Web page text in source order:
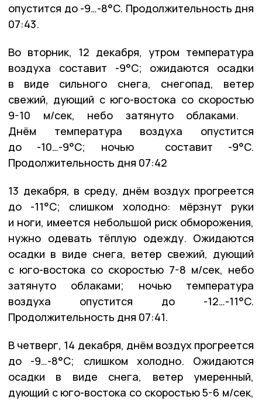
опустится до -9…-8°C. Продолжительность дня
07:43.
Во вторник, 12 декабря, утром температура
воздуха составит -9°C; ожидаются осадки
в виде сильного снега, снегопад, ветер
свежий, дующий с юго-востока со скоростью
9-10 м/сек, небо затянуто облаками.
Днём температура воздуха опустится
до -10…-9°C; ночью составит -9°C.
Продолжительность дня 07:42
13 декабря, в среду, днём воздух прогреется
до -11°C; слишком холодно: мёрзнут руки
и ноги, имеется небольшой риск обморожения,
нужно одевать тёплую одежду. Ожидаются
осадки в виде снега, ветер свежий, дующий
с юго-востока со скоростью 7-8 м/сек, небо
затянуто облаками; ночью температура
воздуха опустится до -12…-11°C.
Продолжительность дня 07:41.
В четверг, 14 декабря, днём воздух прогреется
до -9…-8°C; слишком холодно. Ожидаются
осадки в виде снега, ветер умеренный,
дующий с юго-востока со скоростью 5-6 м/сек,